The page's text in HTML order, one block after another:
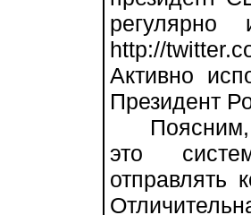
http://
Активно
Президент
Поясним,
это
отправлять